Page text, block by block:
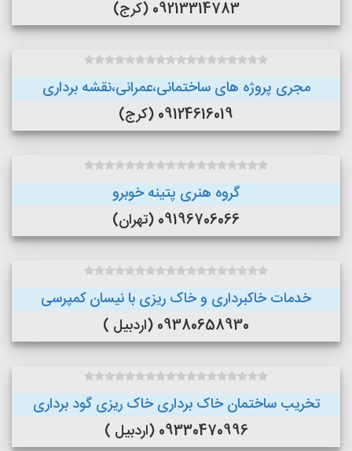
09213314783 (کرج)
مجری پروژه های ساختمانی،عمرانی،نقشه برداری
09124616019 (کرج)
گروه هنری پتینه خوبرو
09196706066 (تهران)
خدمات خاکبرداری و خاک ریزی با نیسان کمپرسی
09380658930 (اردبیل )
تخریب ساختمان خاک برداری خاک ریزی گود برداری
09330470996 (اردبیل )